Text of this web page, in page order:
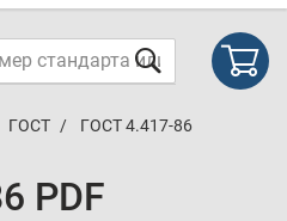
ГОСТ ГОСТ 4.417-86
PDF